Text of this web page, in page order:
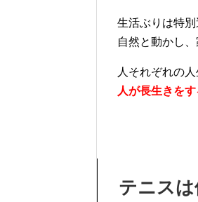
生活ぶりは特
自然と動かし
人それぞれの
人が長生きをす
テニス